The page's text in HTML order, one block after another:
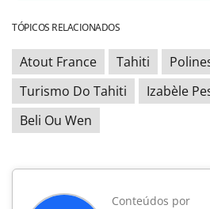
TÓPICOS RELACIONADOS
Atout France Tahiti
Turismo Do Tahiti
Izabèle
Beli Ou Wen
Conteúdos por